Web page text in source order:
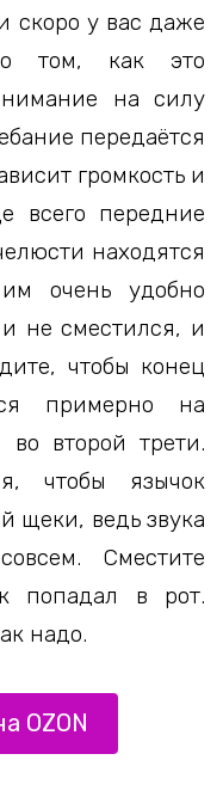
скоро у вас даже
том, как это
на силу
передаётся
громкость и
всего передние
находятся
очень удобно
не сместился, и
чтобы конец
примерно на
второй трети.
чтобы язычок
щеки, ведь звука
Сместите
попадал в рот.
надо.
OZON